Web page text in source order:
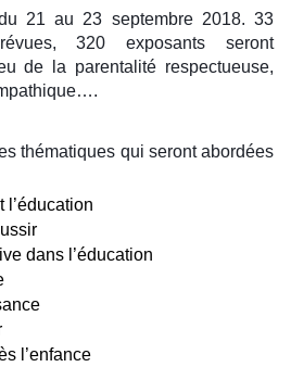
21 au 23 septembre 2018. 33
320 exposants seront
de la parentalité respectueuse,
thématiques qui seront abordées
l’éducation
dans l’éducation
l’enfance